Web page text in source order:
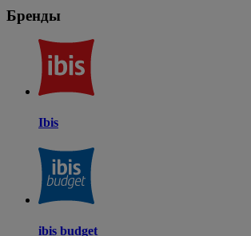
Бренды
Ibis
ibis budget